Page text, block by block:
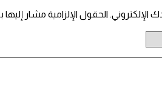
الإلكتروني. الحقول الإلزامية مشار إليها